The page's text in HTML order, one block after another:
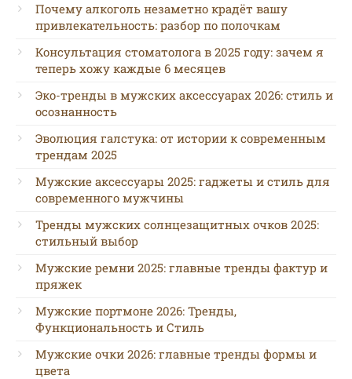
Почему алкоголь незаметно крадёт вашу
привлекательность: разбор по полочкам
Консультация стоматолога в 2025 году: зачем я
теперь хожу каждые 6 месяцев
Эко-тренды в мужских аксессуарах 2026: стиль и
осознанность
Эволюция галстука: от истории к современным
трендам 2025
Мужские аксессуары 2025: гаджеты и стиль для
современного мужчины
Тренды мужских солнцезащитных очков 2025:
стильный выбор
Мужские ремни 2025: главные тренды фактур и
пряжек
Мужские портмоне 2026: Тренды,
Функциональность и Стиль
Мужские очки 2026: главные тренды формы и
цвета